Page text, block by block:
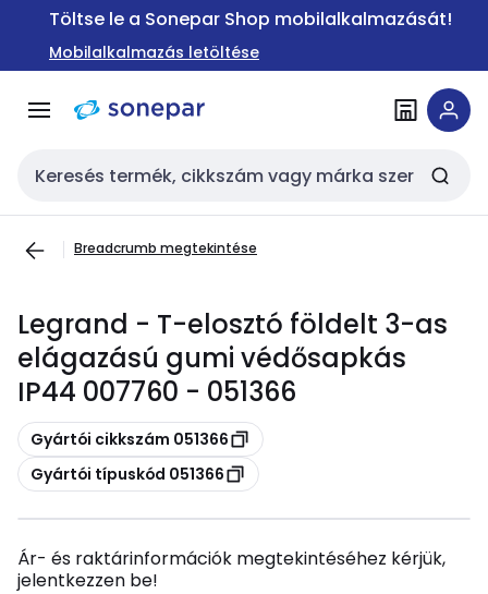
Ugrás a
Ugrás a
tartalomra
Töltse le a Sonepar Shop mobilalkalmazását!
Mobilalkalmazás letöltése
Keresési bemenet
Breadcrumb megtekintése
Legrand - T-elosztó földelt 3-as
elágazású gumi védősapkás
IP44 007760 - 051366
Másolás
Gyártói cikkszám 051366
Másolás
Gyártói típuskód 051366
Ár- és raktárinformációk megtekintéséhez kérjük,
jelentkezzen be!